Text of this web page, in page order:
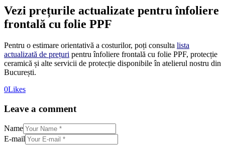
Vezi prețurile actualizate pentru înfoliere
frontală cu folie PPF
Pentru o estimare orientativă a costurilor, poți consulta lista
actualizată de prețuri pentru înfoliere frontală cu folie PPF, protecție
ceramică și alte servicii de protecție disponibile în atelierul nostru din
București.
0Likes
Leave a comment
Name
E-mail